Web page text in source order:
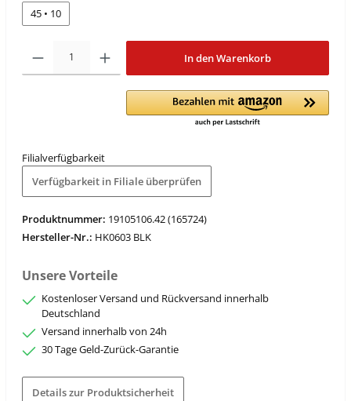
45 • 10
In den Warenkorb
Filialverfügbarkeit
Verfügbarkeit in Filiale überprüfen
Produktnummer: 19105106.42 (165724)
Hersteller-Nr.: HK0603 BLK
Unsere Vorteile
Kostenloser Versand und Rückversand innerhalb
Deutschland
Versand innerhalb von 24h
30 Tage Geld-Zurück-Garantie
Details zur Produktsicherheit